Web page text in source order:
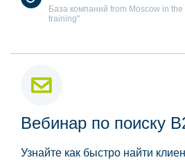
База компаний from Moscow in
training"
Вебинар по поиску
Узнайте как быстро найти